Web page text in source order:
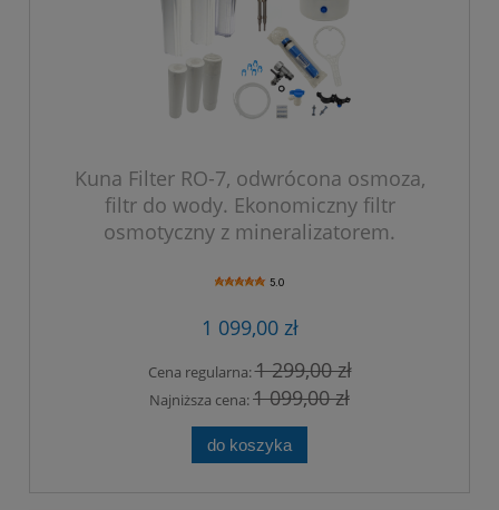
Kuna Filter RO-7, odwrócona osmoza,
filtr do wody. Ekonomiczny filtr
osmotyczny z mineralizatorem.
5.0
1 099,00 zł
Cena regularna:1 299,00 zł
Najniższa cena:1 099,00 zł
do koszyka